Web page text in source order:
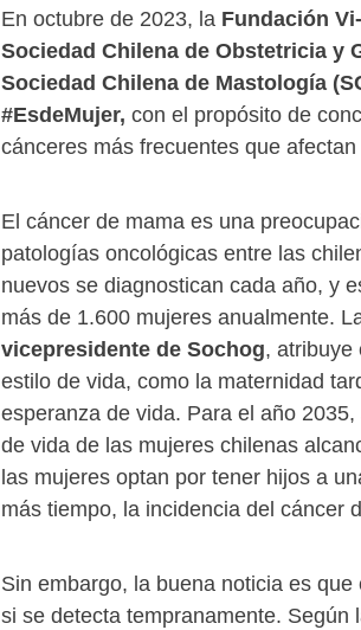
En octubre de 2023, la Fundación
Sociedad Chilena de Obstetricia y
Sociedad Chilena de Mastología
#EsdeMujer, con el propósito de
cánceres más frecuentes que
El cáncer de mama es una
patologías oncológicas entre las
nuevos se diagnostican cada año, y
más de 1.600 mujeres anualmente.
vicepresidente de Sochog, atribuye
estilo de vida, como la maternidad
esperanza de vida. Para el año
de vida de las mujeres chilenas
las mujeres optan por tener hijos a
más tiempo, la incidencia del cáncer
Sin embargo, la buena noticia es
si se detecta tempranamente. Según